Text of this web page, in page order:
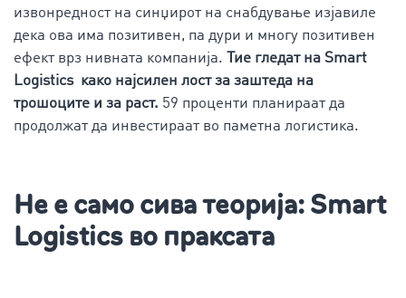
извонредност на синџирот на снабдување изјавиле
дека ова има позитивен, па дури и многу позитивен
ефект врз нивната компанија.
Тие гледат на Smart
Logistics како најсилен лост за заштеда на
трошоците и за раст. 59 проценти планираат да
продолжат да инвестираат во паметна логистика.
Не е само сива теорија: Smart
Logistics во праксата